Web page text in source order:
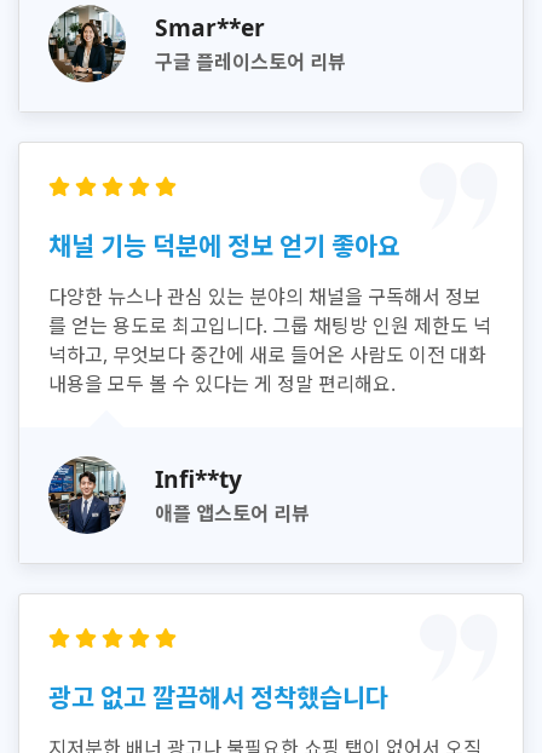
Smar**er
구글 플레이스토어 리뷰
채널 기능 덕분에 정보 얻기 좋아요
다양한 뉴스나 관심 있는 분야의 채널을 구독해서 정보
를 얻는 용도로 최고입니다. 그룹 채팅방 인원 제한도 넉
넉하고, 무엇보다 중간에 새로 들어온 사람도 이전 대화
내용을 모두 볼 수 있다는 게 정말 편리해요.
Infi**ty
애플 앱스토어 리뷰
광고 없고 깔끔해서 정착했습니다